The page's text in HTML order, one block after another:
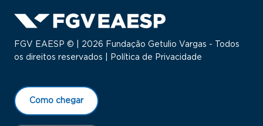
FGV EAESP © | 2026 Fundação Getulio Vargas - Todos
os direitos reservados |
Política de Privacidade
Como chegar